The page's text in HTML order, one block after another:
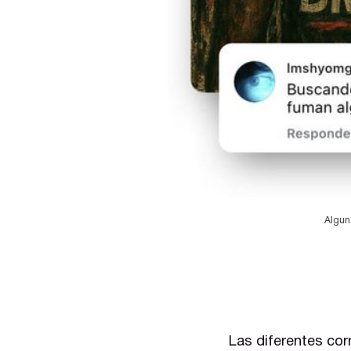
Las diferentes